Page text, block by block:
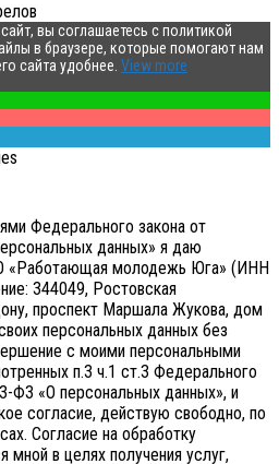
вы соглашаетесь с политикой
в браузере, которые помогают нам
сайта удобнее. View more
Федерального закона от
данных» я даю
«Работающая молодежь Юга» (ИНН
344049, Ростовская
проспект Маршала Жукова, дом
персональных данных без
с моими персональными
п.3 ч.1 ст.3 Федерального
ФЗ «О персональных данных», и
согласие, действую свободно, по
Согласие на обработку
мной в целях получения услуг,